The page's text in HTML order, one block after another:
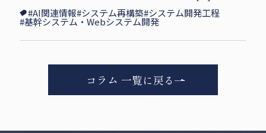
#AI関連情報#システム再構築#システム開発工程
#基幹システム・Webシステム開発
コラム 一覧に戻る